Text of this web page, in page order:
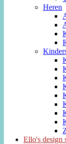
Heren
Ello's design